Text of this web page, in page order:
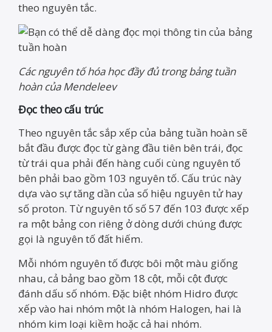
theo nguyên tắc.
Các nguyên tố hóa học đầy đủ trong bảng tuần
hoàn của Mendeleev
Đọc theo cấu trúc
Theo nguyên tắc sắp xếp của bảng tuần hoàn sẽ
bắt đầu được đọc từ gàng đầu tiên bên trái, đọc
từ trái qua phải đến hàng cuối cùng nguyên tố
bên phải bao gồm 103 nguyên tố. Cấu trúc này
dựa vào sự tăng dần của số hiệu nguyên tử hay
số proton. Từ nguyên tố số 57 đến 103 được xếp
ra một bảng con riêng ở dòng dưới chúng được
gọi là nguyên tố đất hiếm.
Mỗi nhóm nguyên tố được bôi một màu giống
nhau, cả bảng bao gồm 18 cột, mỗi cột được
đánh dấu số nhóm. Đặc biệt nhóm Hidro được
xếp vào hai nhóm một là nhóm Halogen, hai là
nhóm kim loại kiềm hoặc cả hai nhóm.